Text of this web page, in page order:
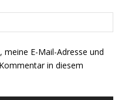
meine E-Mail-Adresse und
in diesem